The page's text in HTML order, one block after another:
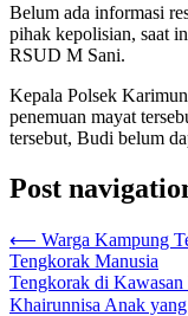
Belum ada informasi
pihak kepolisian, saat
RSUD M Sani.
Kepala Polsek
penemuan mayat
tersebut, Budi belum
Post
⟵ Warga Kampung
Tengkorak Manusia
Tengkorak di
Khairunnisa Anak